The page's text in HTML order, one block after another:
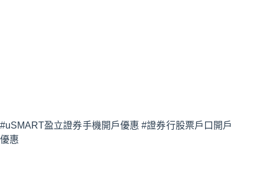
#uSMART盈立證券手機開戶優惠 #證券行股票戶口開戶
優惠